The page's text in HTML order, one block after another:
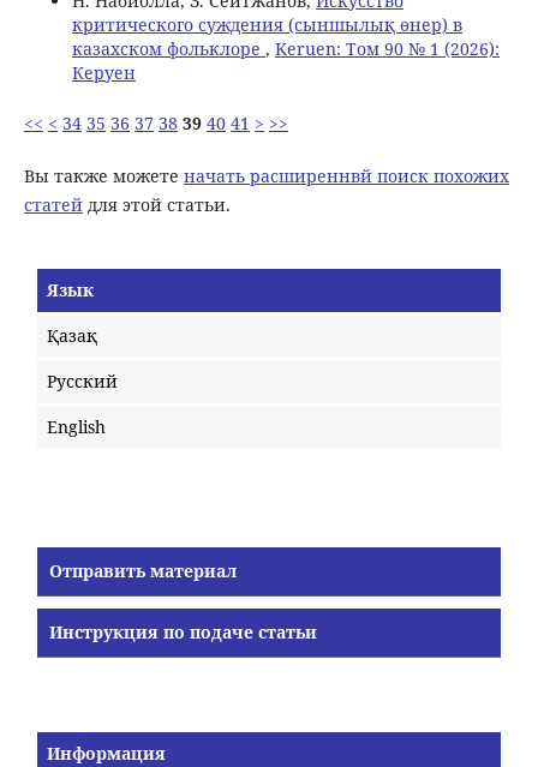
критического суждения (сыншылық өнер) в
казахском фольклоре , Keruen: Том 90 № 1 (2026):
Керуен
<< < 34 35 36 37 38 39 40 41 > >>
Вы также можете начать расширеннвй поиск похожих
статейдля этой статьи.
Язык
Қазақ
Русский
English
Отправить материал
Инструкция по подаче статьи
Информация